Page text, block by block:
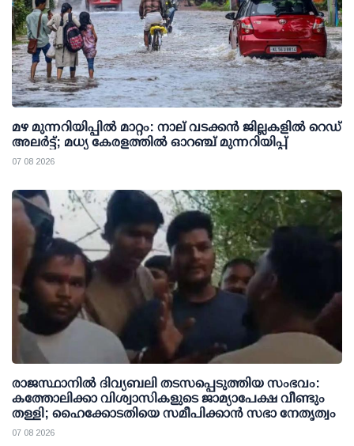
മഴ മുന്നറിയിപ്പില്‍ മാറ്റം: നാല് വടക്കന്‍ ജില്ലകളില്‍ റെഡ്
അലര്‍ട്ട്; മധ്യ കേരളത്തില്‍ ഓറഞ്ച് മുന്നറിയിപ്പ്
07 08 2026
രാജസ്ഥാനിൽ ദിവ്യബലി തടസപ്പെടുത്തിയ സംഭവം:
കത്തോലിക്കാ വിശ്വാസികളുടെ ജാമ്യാപേക്ഷ വീണ്ടും
തള്ളി; ഹൈക്കോടതിയെ സമീപിക്കാൻ സഭാ നേതൃത്വം
07 08 2026